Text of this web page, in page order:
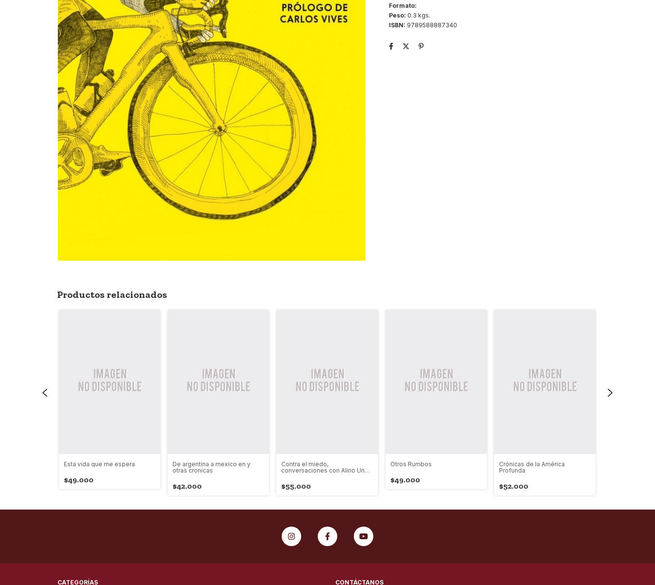
Formato:
Peso: 0.3 kgs.
ISBN: 9789588887340
Productos relacionados
Esta vida que me espera
$49.000
De argentina a mexico en y
otras cronicas
$42.000
Contra el miedo,
conversaciones con Alirio Uribe
$55.000
Otros Rumbos
$49.000
Crónicas de la América
Profunda
$52.000
CATEGORÍAS CONTÁCTANOS